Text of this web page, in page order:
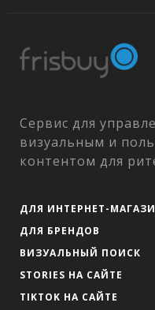
Сервис для
визуальным и
контентом для
ДЛЯ ИНТЕРНЕТ-
ДЛЯ БРЕНДОВ
ВИЗУАЛЬНЫЙ ПОИСК
STORIES НА САЙТЕ
TIKTOK НА САЙТЕ